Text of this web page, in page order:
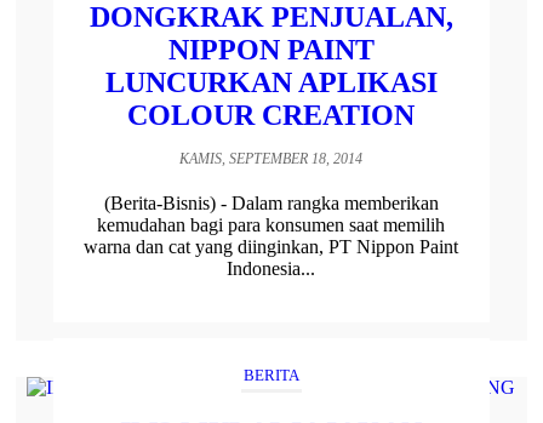
DONGKRAK PENJUALAN,
NIPPON PAINT
LUNCURKAN APLIKASI
COLOUR CREATION
KAMIS, SEPTEMBER 18, 2014
(Berita-Bisnis) - Dalam rangka memberikan
kemudahan bagi para konsumen saat memilih
warna dan cat yang diinginkan, PT Nippon Paint
Indonesia...
BERITA